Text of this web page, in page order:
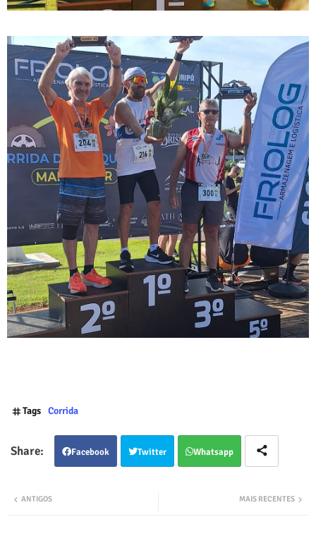
Tags Corrida
Facebook Twitter Whatsapp
MAIS RECENTES
ANTIGOS